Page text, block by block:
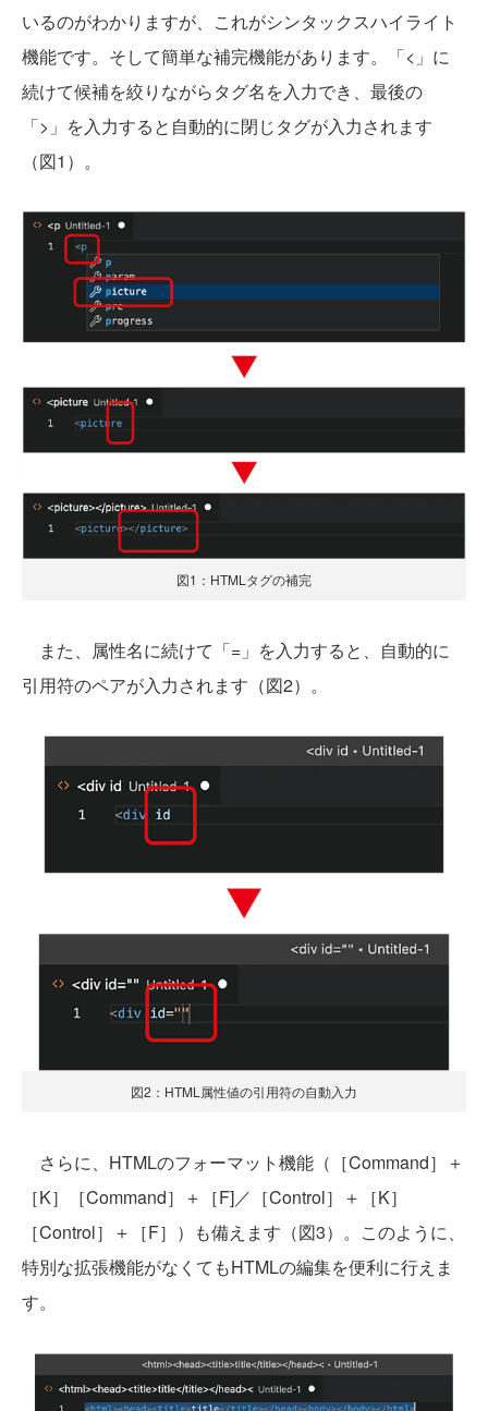
いるのがわかりますが、これがシンタックスハイライト
機能です。そして簡単な補完機能があります。「<」に
続けて候補を絞りながらタグ名を入力でき、最後の
「>」を入力すると自動的に閉じタグが入力されます
（図1）。
図1：HTMLタグの補完
また、属性名に続けて「=」を入力すると、自動的に
引用符のペアが入力されます（図2）。
図2：HTML属性値の引用符の自動入力
さらに、HTMLのフォーマット機能（［Command］＋
［K］［Command］＋［F]／［Control］＋［K］
［Control］＋［F］）も備えます（図3）。このように、
特別な拡張機能がなくてもHTMLの編集を便利に行えま
す。